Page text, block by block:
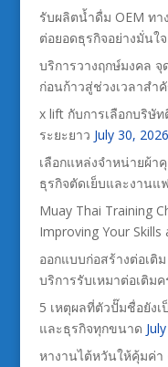
รับผลิตน้ำดื่ม OEM ทา
ต่อยอดธุรกิจอย่างมั่นใจ
บริการวางฤกษ์มงคล
ก่อนก้าวสู่ช่วงเวลาสำ
x lift กับการเลือกบริษั
ระยะยาว July 30, 2026
เลือกแหล่งจำหน่ายผ้
ธุรกิจตัดเย็บและงานแ
Muay Thai Training
Improving Your Skills
ออกแบบก่อสร้างต่อเติ
บริการรับเหมาต่อเติมค
5 เหตุผลที่ตัวปั๊มชื่อยัง
และธุรกิจทุกขนาด
หางานไต้หวันให้คุ้มค่